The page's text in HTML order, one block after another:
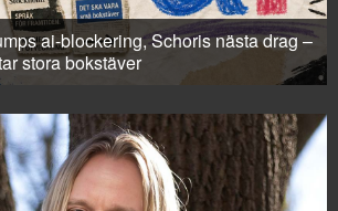
ai-blockering, Schoris nästa drag –
stora bokstäver